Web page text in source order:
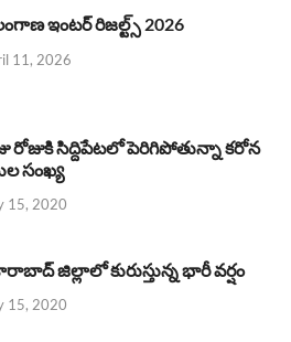
ఇంటర్ రిజల్ట్స్ 2026
11, 2026
రోజుకి సిద్దిపేటలో పెరిగిపోతున్నా కరోన
సంఖ్య
15, 2020
జిల్లాలో కురుస్తున్న భారీ వర్షం
15, 2020